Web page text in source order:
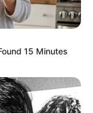
15 Minutes